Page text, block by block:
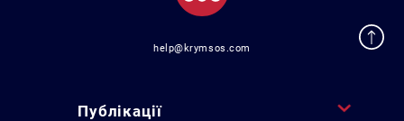
help@krymsos.com
Публікації